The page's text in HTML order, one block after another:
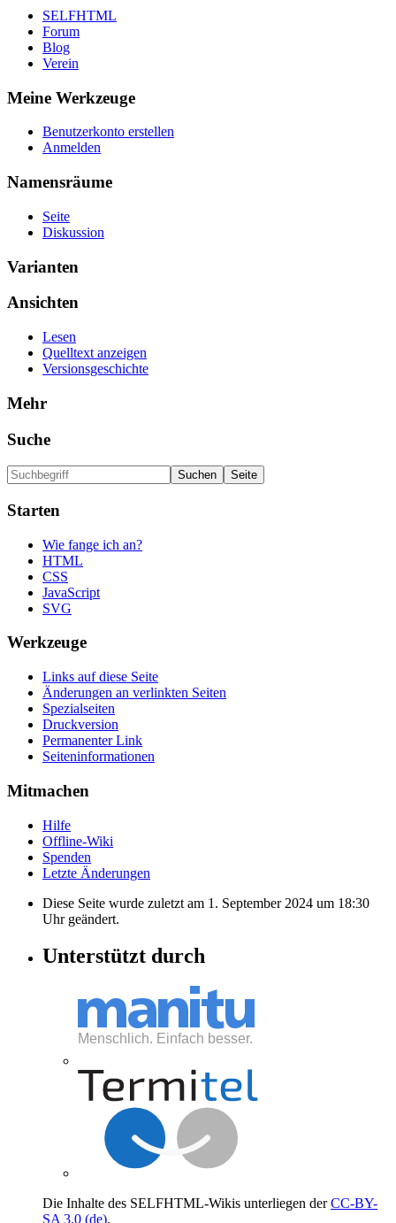
SELFHTML
Forum
Blog
Verein
Meine Werkzeuge
Benutzerkonto erstellen
Anmelden
Namensräume
Seite
Diskussion
Varianten
Ansichten
Lesen
Quelltext anzeigen
Versionsgeschichte
Mehr
Suche
Starten
Wie fange ich an?
HTML
CSS
JavaScript
SVG
Werkzeuge
Links auf diese Seite
Änderungen an verlinkten Seiten
Spezialseiten
Druckversion
Permanenter Link
Seiten­informationen
Mitmachen
Hilfe
Offline-Wiki
Spenden
Letzte Änderungen
Diese Seite wurde zuletzt am 1. September 2024 um 18:30
Uhr geändert.
Unterstützt durch
Die Inhalte des SELFHTML-Wikis unterliegen derCC-BY-
SA 3.0 (de).